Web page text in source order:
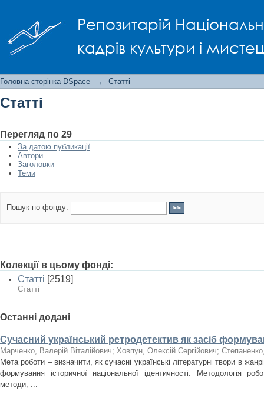
Репозитарій
кадрів культури і
Головна сторінка DSpace → Статті
Статті
Перегляд по 29
За датою публикації
Автори
Заголовки
Теми
Пошук по фонду:
Колекції в цьому фонді:
Статті [2519]
Статті
Останні додані
Сучасний український ретродетектив як засіб
Марченко, Валерій Віталійович; Ховпун, Олексій Сергійович;
Мета роботи – визначити, як сучасні українські літературні твори в
формування історичної національної ідентичності. Методологія
методи; ...